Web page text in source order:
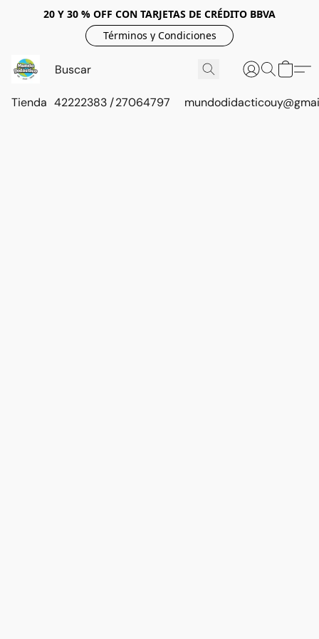
20 Y 30 % OFF CON TARJETAS DE CRÉDITO BBVA
Términos y Condiciones
Tienda 42222383 / 27064797